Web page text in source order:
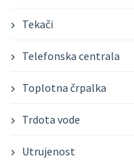
Tekači
Telefonska centrala
Toplotna črpalka
Trdota vode
Utrujenost